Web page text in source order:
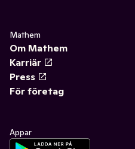
Mathem
Om Mathem
Karriär
Press
För företag
Appar